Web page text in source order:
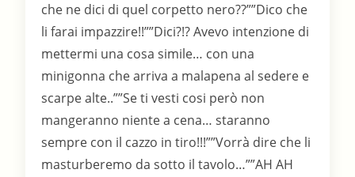
che ne dici di quel corpetto nero??””Dico che
li farai impazzire!!””Dici?!? Avevo intenzione di
mettermi una cosa simile… con una
minigonna che arriva a malapena al sedere e
scarpe alte..””Se ti vesti cosi però non
mangeranno niente a cena… staranno
sempre con il cazzo in tiro!!!””Vorrà dire che li
masturberemo da sotto il tavolo…””AH AH